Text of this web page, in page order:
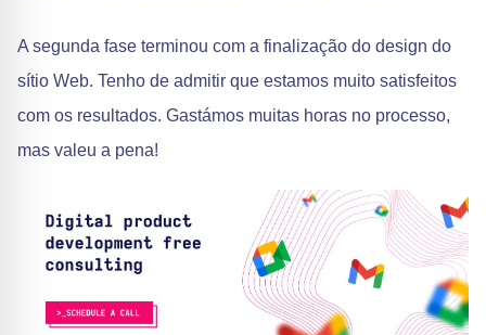
A segunda fase terminou com a finalização do design do
sítio Web. Tenho de admitir que estamos muito satisfeitos
com os resultados. Gastámos muitas horas no processo,
mas valeu a pena!